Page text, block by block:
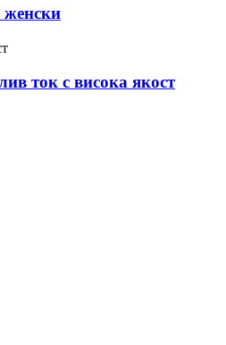
ток с висока якост